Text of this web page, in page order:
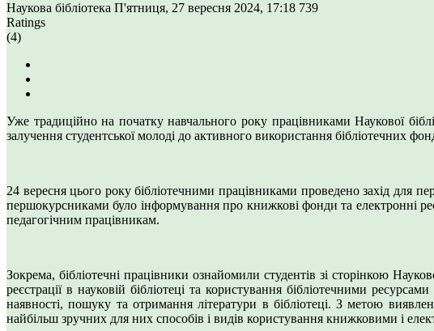
Наукова бібліотека П'ятниця, 27 вересня 2024, 17:18 739
Ratings
(4)
Уже традиційно на початку навчального року працівниками Наукової
залучення студентської молоді до активного використання бібліотечних
24 вересня цього року бібліотечними працівниками проведено захід для
першокурсниками було інформування про книжкові фонди та електронні
педагогічним працівникам.
Зокрема, бібліотечні працівники ознайомили студентів зі сторінкою
реєстрації в науковій бібліотеці та користування бібліотечними
наявності, пошуку та отримання літератури в бібліотеці. З метою
найбільш зручних для них способів і видів користування книжковими і